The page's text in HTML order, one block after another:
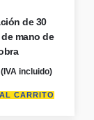
de 30
mano de
(IVA incluido)
CARRITO